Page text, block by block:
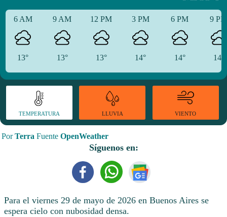
6 AM
13°
9 AM
13°
12 PM
13°
3 PM
14°
6 PM
14°
9
14°
TEMPERATURA LLUVIA VIENTO
PorTerra Fuente OpenWeather
Síguenos en:
Para el viernes 29 de mayo de 2026 en Buenos Aires se
espera cielo con nubosidad densa.